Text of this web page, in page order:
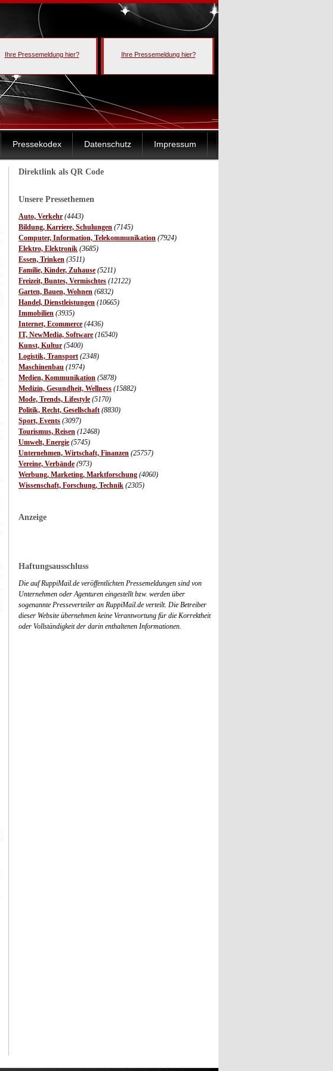
Ihre Pressemeldung hier? Ihre Pressemeldung hier?
Pressekodex Datenschutz Impressum
Direktlink als QR Code
Unsere Pressethemen
Auto, Verkehr (4443)
Bildung, Karriere, Schulungen (7145)
Computer, Information, Telekommunikation (7924)
Elektro, Elektronik (3685)
Essen, Trinken (3511)
Familie, Kinder, Zuhause (5211)
Freizeit, Buntes, Vermischtes (12122)
Garten, Bauen, Wohnen (6832)
Handel, Dienstleistungen (10665)
Immobilien (3935)
Internet, Ecommerce (4436)
IT, NewMedia, Software (16540)
Kunst, Kultur (5400)
Logistik, Transport (2348)
Maschinenbau (1974)
Medien, Kommunikation (5878)
Medizin, Gesundheit, Wellness (15882)
Mode, Trends, Lifestyle (5170)
Politik, Recht, Gesellschaft (8830)
Sport, Events (3097)
Tourismus, Reisen (12468)
Umwelt, Energie (5745)
Unternehmen, Wirtschaft, Finanzen (25757)
Vereine, Verbände (973)
Werbung, Marketing, Marktforschung (4060)
Wissenschaft, Forschung, Technik (2305)
Anzeige
Haftungsausschluss
Die auf RuppiMail.de veröffentlichten Pressemeldungen sind von
Unternehmen oder Agenturen eingestellt bzw. werden über
sogenannte Presseverteiler an RuppiMail.de verteilt. Die Betreiber
dieser Website übernehmen keine Verantwortung für die Korrektheit
oder Vollständigkeit der darin enthaltenen Informationen.